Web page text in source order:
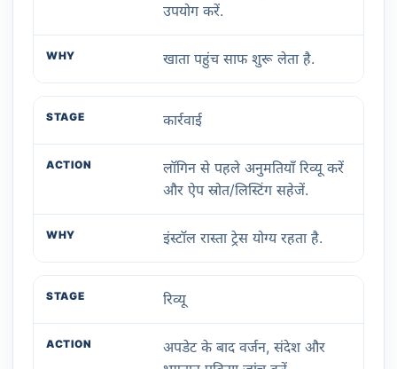
उपयोग करें.
खाता पहुंच साफ शुरू लेता है.
कार्रवाई
लॉगिन से पहले अनुमतियाँ रिव्यू करें
और ऐप स्रोत/लिस्टिंग सहेजें.
इंस्टॉल रास्ता ट्रेस योग्य रहता है.
रिव्यू
अपडेट के बाद वर्जन, संदेश और